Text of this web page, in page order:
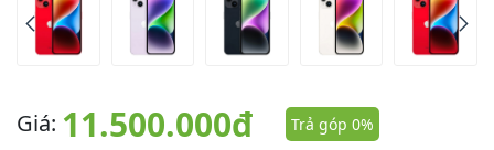
Giá: 11.500.000đ Trả góp 0%